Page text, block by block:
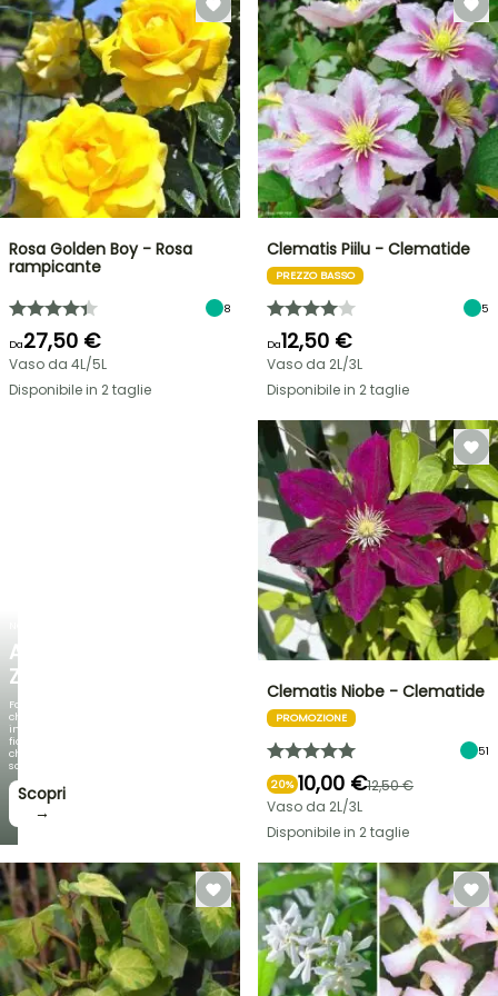
AGAPANTHUS
ZAMBEZI
Fogliami
che
incantano,
fioriture
che
sorprendono!
Scopri
→
Rosa Golden Boy - Rosa
rampicante
8
Da27,50 €
Vaso da 4L/5L
Disponibile in 2 taglie
Clematis Piilu - Clematide
PREZZO BASSO
5
Da12,50 €
Vaso da 2L/3L
Disponibile in 2 taglie
Clematis Niobe - Clematide
PROMOZIONE
51
20% 10,00 €12,50 €
Vaso da 2L/3L
Disponibile in 2 taglie